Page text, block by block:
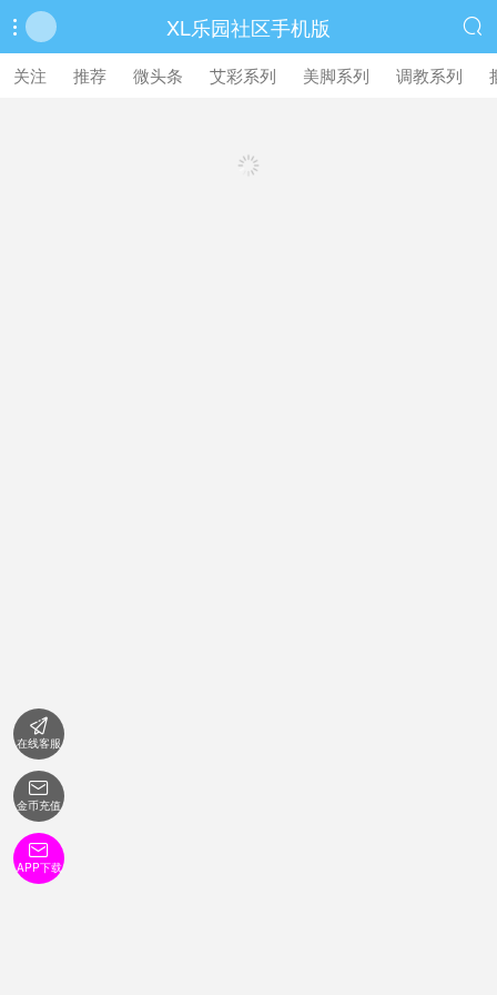
 XL乐园社区手机版 
关注 推荐 微头条 艾彩系列 美脚系列 调教系列
繁體中文版

在线客服

金币充值

APP下载